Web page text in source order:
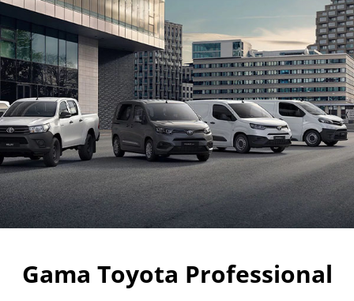
Gama Toyota Professional